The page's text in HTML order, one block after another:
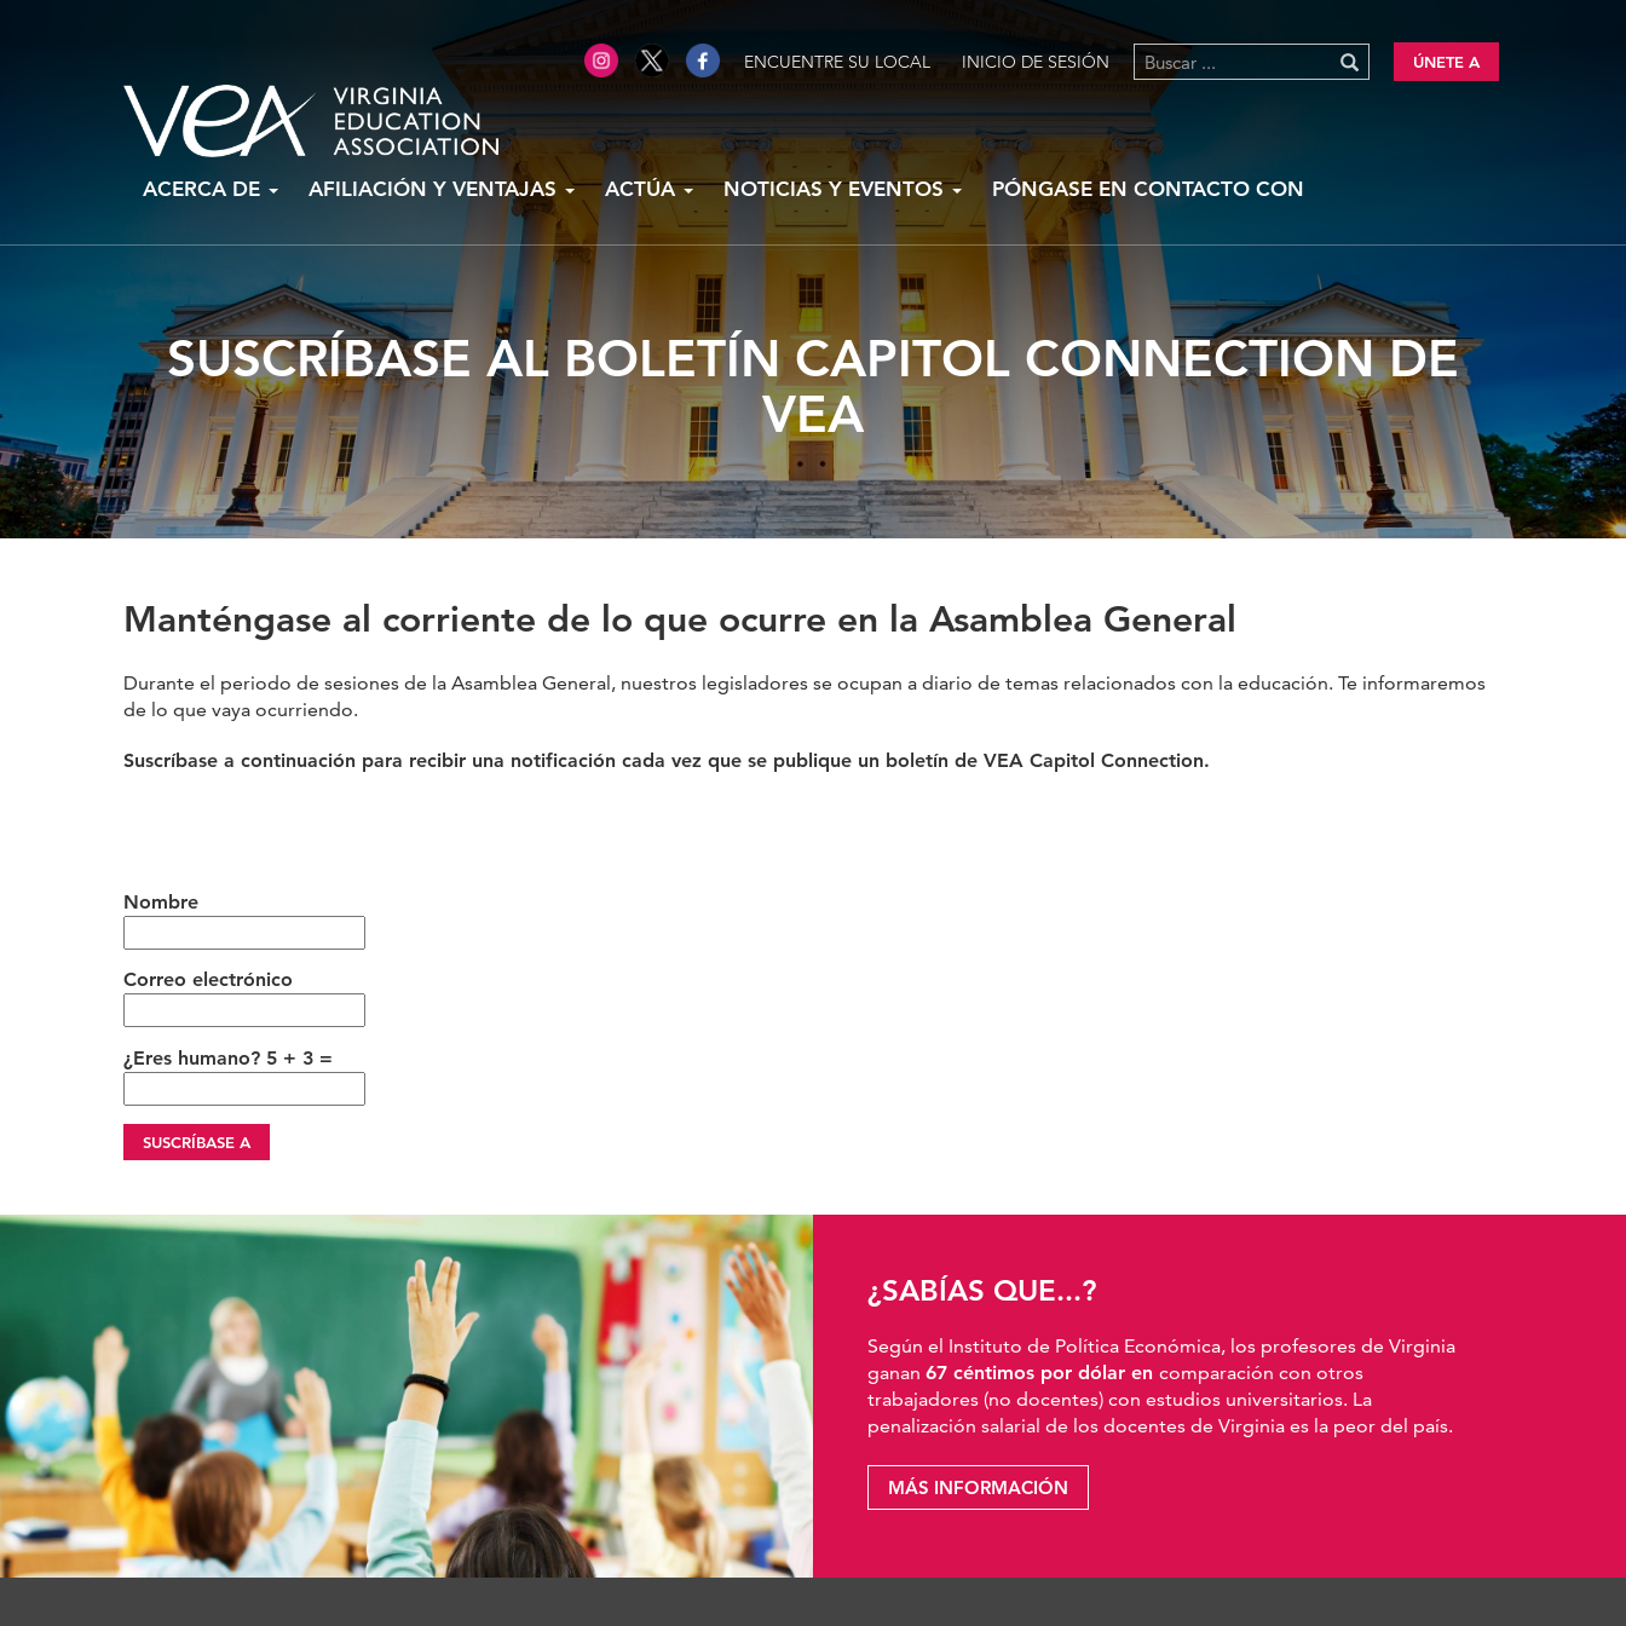
ENCUENTRE SU LOCAL INICIO DE SESIÓN ÚNETE A
ACERCA DE AFILIACIÓN Y VENTAJAS ACTÚA NOTICIAS Y EVENTOS PÓNGASE EN CONTACTO CON
SUSCRÍBASE AL BOLETÍN CAPITOL CONNECTION DE
VEA
Manténgase al corriente de lo que ocurre en la Asamblea General
Durante el periodo de sesiones de la Asamblea General, nuestros legisladores se ocupan a diario de temas relacionados con la educación. Te informaremos
de lo que vaya ocurriendo.
Suscríbase a continuación para recibir una notificación cada vez que se publique un boletín de VEA Capitol Connection.
Nombre
Correo electrónico
¿Eres humano? 5 + 3 =
¿SABÍAS QUE...?
Según el Instituto de Política Económica, los profesores de Virginia
ganan 67 céntimos por dólar en comparación con otros
trabajadores (no docentes) con estudios universitarios. La
penalización salarial de los docentes de Virginia es la peor del país.
MÁS INFORMACIÓN